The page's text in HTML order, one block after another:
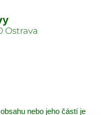
Ostrava
nebo jeho částí je